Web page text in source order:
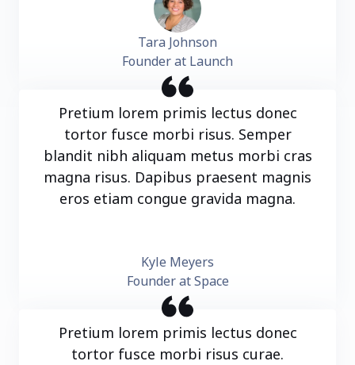
Tara Johnson
Founder at Launch
Pretium lorem primis lectus donec
tortor fusce morbi risus. Semper
blandit nibh aliquam metus morbi cras
magna risus. Dapibus praesent magnis
eros etiam congue gravida magna.
Kyle Meyers
Founder at Space
Pretium lorem primis lectus donec
tortor fusce morbi risus curae.